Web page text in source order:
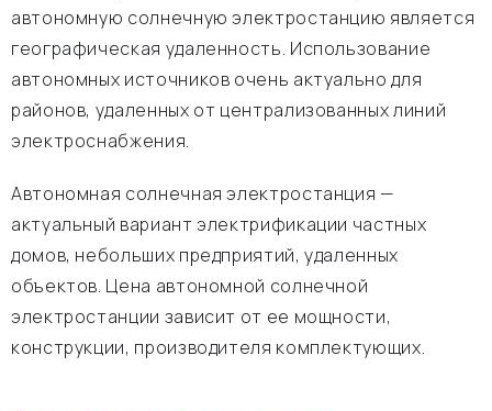
автономную солнечную электростанцию является
географическая удаленность. Использование
автономных источников очень актуально для
районов, удаленных от централизованных линий
электроснабжения.
Автономная солнечная электростанция —
актуальный вариант электрификации частных
домов, небольших предприятий, удаленных
объектов. Цена автономной солнечной
электростанции зависит от ее мощности,
конструкции, производителя комплектующих.